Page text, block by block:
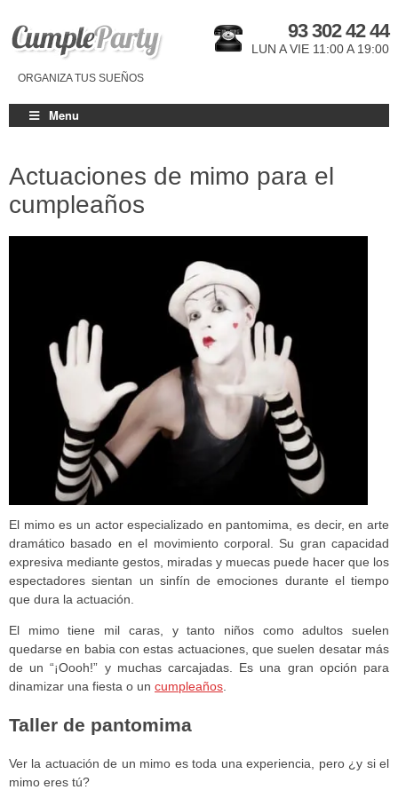
ORGANIZA TUS SUEÑOS
93 302 42 44
LUN A VIE 11:00 A 19:00
Menu
Actuaciones de mimo para el
cumpleaños
El mimo es un actor especializado en pantomima, es decir, en arte
dramático basado en el movimiento corporal. Su gran capacidad
expresiva mediante gestos, miradas y muecas puede hacer que los
espectadores sientan un sinfín de emociones durante el tiempo
que dura la actuación.
El mimo tiene mil caras, y tanto niños como adultos suelen
quedarse en babia con estas actuaciones, que suelen desatar más
de un “¡Oooh!” y muchas carcajadas. Es una gran opción para
dinamizar una fiesta o un cumpleaños
Taller de pantomima
Ver la actuación de un mimo es toda una experiencia, pero ¿y si el
mimo eres tú?